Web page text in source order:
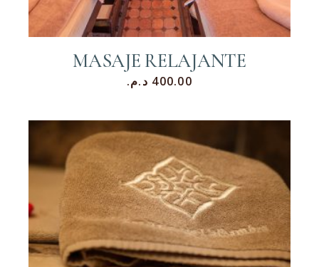
MASAJE RELAJANTE
400.00 د.م.